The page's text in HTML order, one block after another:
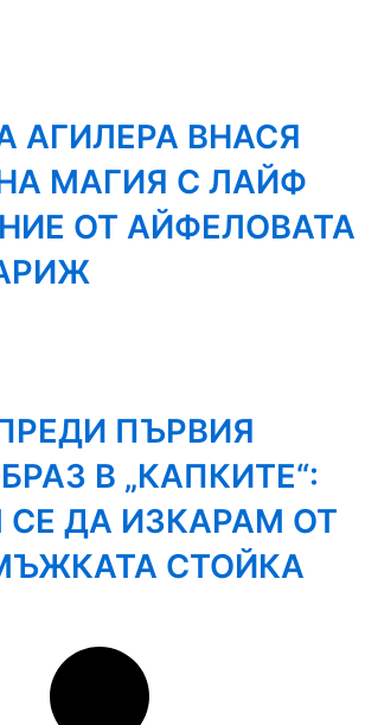
АГИЛЕРА ВНАСЯ
МАГИЯ С ЛАЙФ
ОТ АЙФЕЛОВАТА
ПЪРВИЯ
В „КАПКИТЕ“:
ДА ИЗКАРАМ ОТ
СТОЙКА